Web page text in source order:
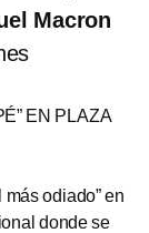
Macron
EN PLAZA
odiado” en
donde se